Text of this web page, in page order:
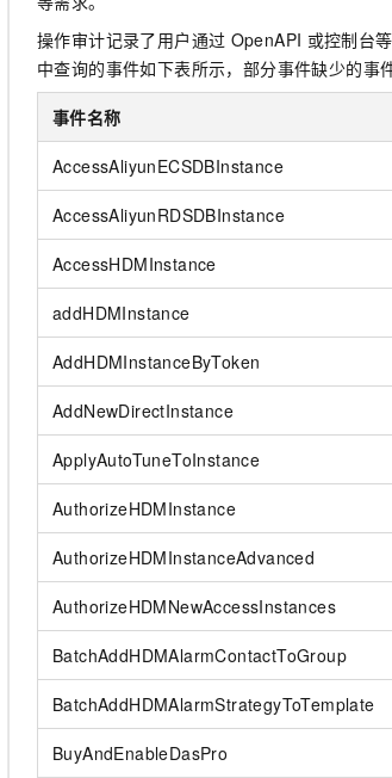
操作审计记录了用户通过 OpenAPI 或控制台
中查询的事件如下表所示，部分事件缺少的事
事件名称
AccessAliyunECSDBInstance
AccessAliyunRDSDBInstance
AccessHDMInstance
addHDMInstance
AddHDMInstanceByToken
AddNewDirectInstance
ApplyAutoTuneToInstance
AuthorizeHDMInstance
AuthorizeHDMInstanceAdvanced
AuthorizeHDMNewAccessInstances
BatchAddHDMAlarmContactToGroup
BatchAddHDMAlarmStrategyToTemplate
BuyAndEnableDasPro
Qwen3.7-Plus
能看、能想、能动手的多模态智能体模型
Qwen3-VL-Plus
视觉 Coding、空间感知、多模态思考等全面升级 1M上下文
大模型服务
千问AI平台-Token Plan NEW
千问AI平台-模型体验
在线体验全尺寸、多种模态的模型效果
Happy 系列大模型
AI 应用
大模型服
丰富多元
大模型
灵活可视
人工智能
大模型解决方案
快速部署 Dify，高效搭建 AI 应用
依托云原生高可用架构,实现Dify私有化部署
10 分钟在聊天系统中增加一个 AI 助手
在企业官网、通讯软件中为客户提供 AI 客服
即刻拥有
云解析DNS
覆盖公网/内网、递归/权威、移动APP等全场景解析服务
云原生大数据计算服务 MaxCompute
面向分析的企业级SaaS模式云数据仓库
容器服务
提供一站
快速拥有专属 OpenClaw
让AI从“聊天伙伴”进化为能干活的“数字员工” 安装技能
免费试用
解决方案免费试用 新老同享
最高领取价值200元试用点，立即开启云上创新
AI 产品 免费试用
1亿+ 大模型 tokens 和 30+ 款产品免费体验
140+云产品 免费试用
产品新客免费试用，最长12个月
大模型ACA认证体验
你的AI工
万小智 AI
Night
夜间 5 折
蓝凌 OA
电子合同
畅捷通
Tableau 订阅
AI空中课堂在线直播课堂（旗舰版）
生态解决方案
行业生态解决方案
开发者生态解决方案
AI 开发和 AI 应用解决方案
天气预报
快递物流
CRM
OA 办公
财税管理
Consulting Partner 合作计划
AI 大模型销售与服务生态合作计划
短信专区
创新中心
天池大赛
AI 算法大赛
云开发大赛
入门学习赛
客户案例